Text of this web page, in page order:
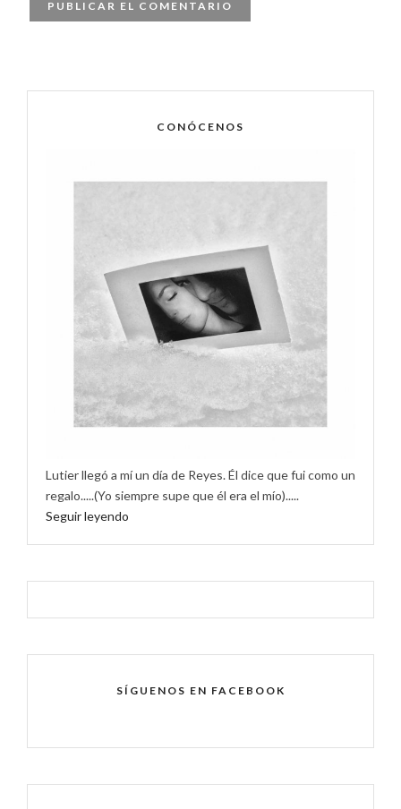
CONÓCENOS
Lutier llegó a mí un día de Reyes. Él dice que fui como un
regalo.....(Yo siempre supe que él era el mío).....
Seguir leyendo
SÍGUENOS EN FACEBOOK